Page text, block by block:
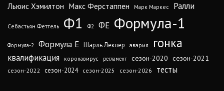
Льюис Хэмилтон Макс Ферстаппен Марк Маркес Ралли
Себастьян Феттель Ф1 Ф2 ФЕ Формула-1
Формула-2 Формула Е Шарль Леклер авария гонка
квалификация коронавирус регламент сезон-2020 сезон-2021
сезон-2022 сезон-2024 сезон-2025 сезон-2026 тесты